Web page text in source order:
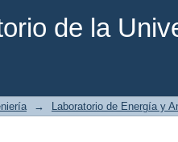
de la
→ Laboratorio de Energía y